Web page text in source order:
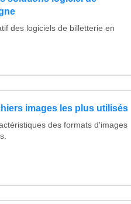
des logiciels de billetterie en
images les plus utilisés
des formats d'images